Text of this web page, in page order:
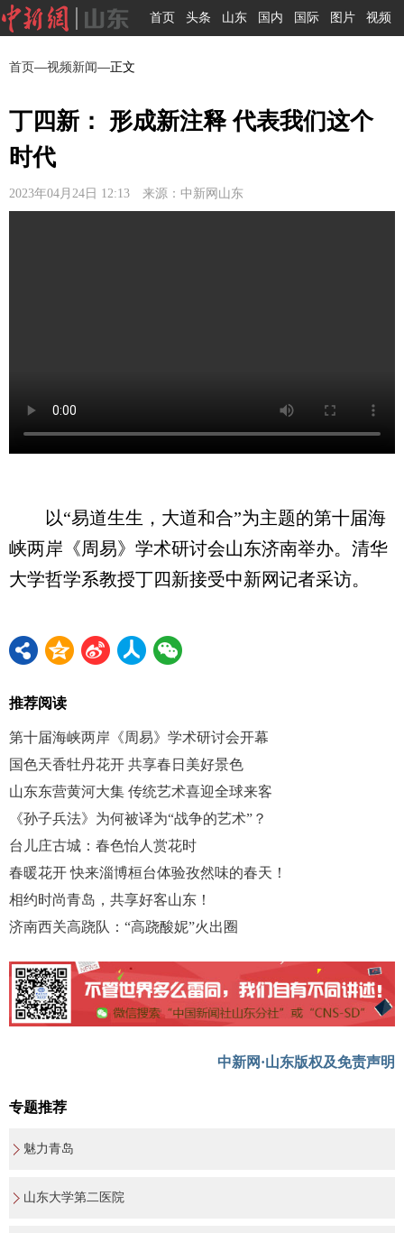
首页 头条 山东 国内 国际 图片 视频
首页—视频新闻—正文
丁四新： 形成新注释 代表我们这个
时代
2023年04月24日 12:13 来源：中新网山东
以“易道生生，大道和合”为主题的第十届海
峡两岸《周易》学术研讨会山东济南举办。清华
大学哲学系教授丁四新接受中新网记者采访。
推荐阅读
第十届海峡两岸《周易》学术研讨会开幕
国色天香牡丹花开 共享春日美好景色
山东东营黄河大集 传统艺术喜迎全球来客
《孙子兵法》为何被译为“战争的艺术”？
台儿庄古城：春色怡人赏花时
春暖花开 快来淄博桓台体验孜然味的春天！
相约时尚青岛，共享好客山东！
济南西关高跷队：“高跷酸妮”火出圈
中新网·山东版权及免责声明
专题推荐
魅力青岛
山东大学第二医院